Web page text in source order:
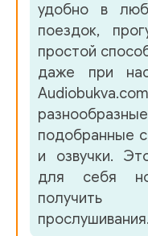
удобно в
поездок,
простой
даже при
подобранные
и озвучки.
для себя
получить
прослушивания.